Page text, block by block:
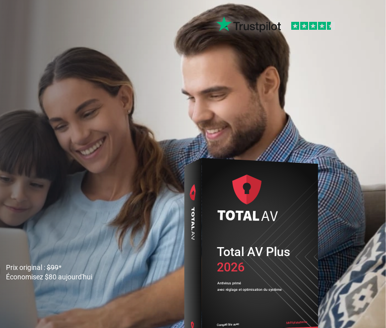
Prix original :$99*
Économisez$80 aujourd'hui
2026
Antivirus primé
avec réglage et optimisation du système
Compatible avec Multiplateforme
Total AV Plus